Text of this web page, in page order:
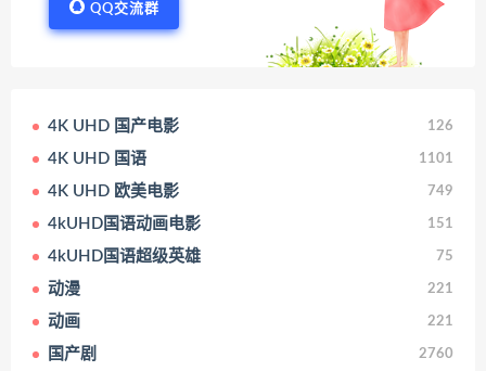
QQ交流群
4K UHD 国产电影 126
4K UHD 国语 1101
4K UHD 欧美电影 749
4kUHD国语动画电影 151
4kUHD国语超级英雄 75
动漫 221
动画 221
国产剧 2760